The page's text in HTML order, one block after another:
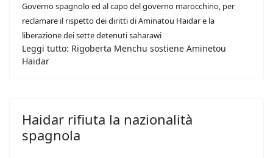
Governo spagnolo ed al capo del governo marocchino, per
reclamare il rispetto dei diritti di Aminatou Haidar e la
liberazione dei sette detenuti saharawi
Leggi tutto: Rigoberta Menchu sostiene Aminetou
Haidar
Haidar rifiuta la nazionalità
spagnola